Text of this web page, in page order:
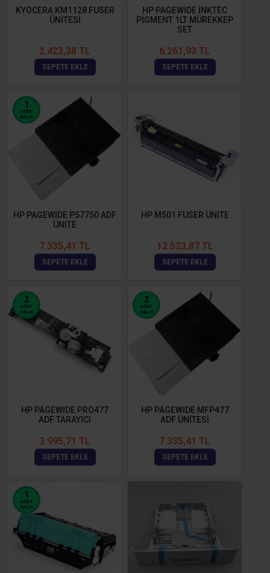
KYOCERA KM1128 FUSER
ÜNİTESİ
2.423,38 TL
SEPETE EKLE
HP PAGEWİDE İNKTEC
PİGMENT 1LT MÜREKKEP
SET
6.261,93 TL
SEPETE EKLE
1
ADET
KALDI
HP PAGEWİDE P57750 ADF
ÜNİTE
7.335,41 TL
SEPETE EKLE
HP M501 FUSER ÜNİTE
12.523,87 TL
SEPETE EKLE
2
ADET
KALDI
HP PAGEWİDE PRO477
ADF TARAYICI
3.995,71 TL
SEPETE EKLE
2
ADET
KALDI
HP PAGEWİDE MFP477
ADF ÜNİTESİ
7.335,41 TL
SEPETE EKLE
1
ADET
KALDI